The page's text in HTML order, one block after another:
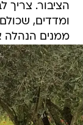
הציבור. צריך
ומדדים,
ממנים